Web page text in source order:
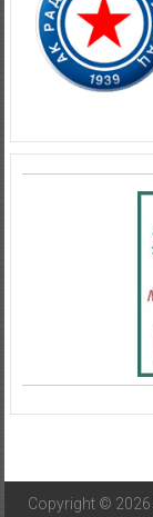
Copyright © 2026